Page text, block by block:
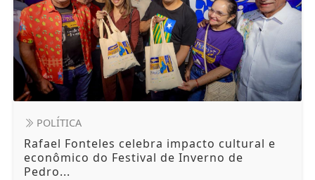
POLÍTICA
Rafael Fonteles celebra impacto cultural e
econômico do Festival de Inverno de
Pedro...